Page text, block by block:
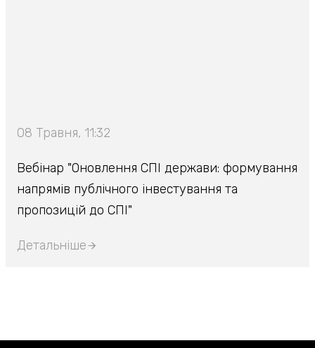
08 Травня, 11:32
Вебінар "Оновлення СПІ держави: формування
напрямів публічного інвестування та
пропозицій до СПІ"
Детальніше